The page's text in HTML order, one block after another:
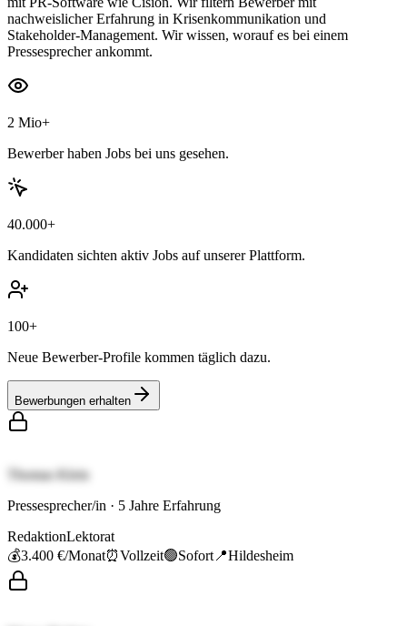
nachweislicher Erfahrung in Krisenkommunikation und
Stakeholder-Management. Wir wissen, worauf es bei einem
Pressesprecher ankommt.
2 Mio+
Bewerber haben Jobs bei uns gesehen.
40.000+
Kandidaten sichten aktiv Jobs auf unserer Plattform.
100+
Neue Bewerber-Profile kommen täglich dazu.
Bewerbungen erhalten
Thomas Klein
Pressesprecher/in · 5 Jahre Erfahrung
RedaktionLektorat
💰3.400 €/Monat⏰Vollzeit🟢Sofort 📍Hildesheim